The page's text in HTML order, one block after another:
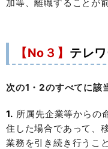
加等、離職することが
【No３】 テレ
次の1・2のすべてに該
1. 所属先企業等からの
住した場合であって、
業務を引き続き行うこと